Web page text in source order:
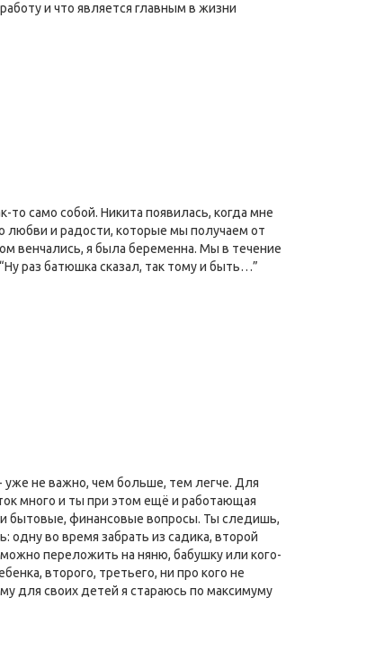
и что является главным в жизни
то само собой. Никита появилась, когда мне
любви и радости, которые мы получаем от
венчались, я была беременна. Мы в течение
раз батюшка сказал, так тому и быть…”
уже не важно, чем больше, тем легче. Для
много и ты при этом ещё и работающая
бытовые, финансовые вопросы. Ты следишь,
во время забрать из садика, второй
переложить на няню, бабушку или кого-
второго, третьего, ни про кого не
для своих детей я стараюсь по максимуму